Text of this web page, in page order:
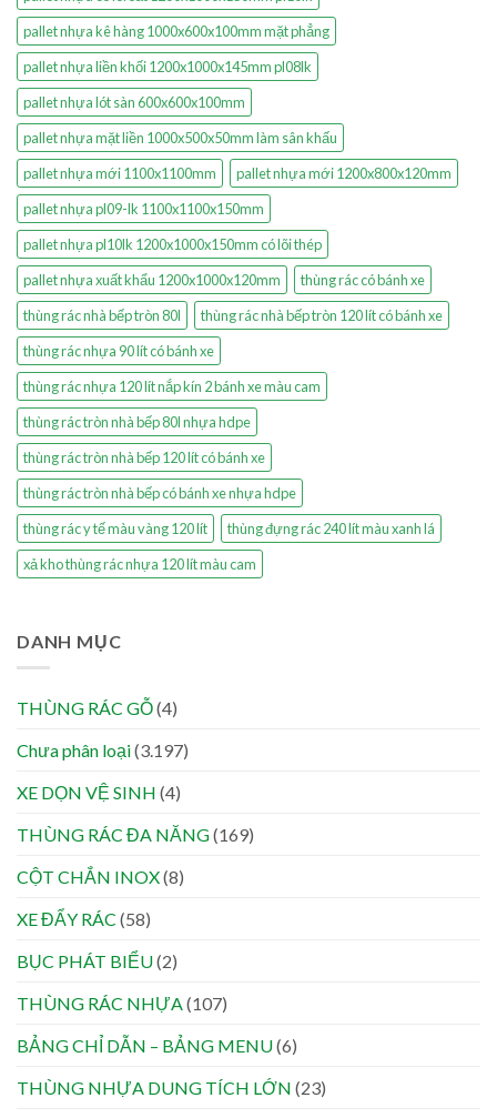
pallet nhựa kê hàng 1000x600x100mm mặt phẳng
pallet nhựa liền khối 1200x1000x145mm pl08lk
pallet nhựa lót sàn 600x600x100mm
pallet nhựa mặt liền 1000x500x50mm làm sân khấu
pallet nhựa mới 1100x1100mm
pallet nhựa mới 1200x800x120mm
pallet nhựa pl09-lk 1100x1100x150mm
pallet nhựa pl10lk 1200x1000x150mm có lõi thép
pallet nhựa xuất khẩu 1200x1000x120mm
thùng rác có bánh xe
thùng rác nhà bếp tròn 80l
thùng rác nhà bếp tròn 120 lít có bánh xe
thùng rác nhựa 90 lít có bánh xe
thùng rác nhựa 120 lít nắp kín 2 bánh xe màu cam
thùng rác tròn nhà bếp 80l nhựa hdpe
thùng rác tròn nhà bếp 120 lít có bánh xe
thùng rác tròn nhà bếp có bánh xe nhựa hdpe
thùng rác y tế màu vàng 120 lít
thùng đựng rác 240 lít màu xanh lá
xả kho thùng rác nhựa 120 lít màu cam
DANH MỤC
THÙNG RÁC GỖ(4)
Chưa phân loại(3.197)
XE DỌN VỆ SINH (4)
THÙNG RÁC ĐA NĂNG(169)
CỘT CHẮN INOX(8)
XE ĐẨY RÁC (58)
BỤC PHÁT BIỂU(2)
THÙNG RÁC NHỰA(107)
BẢNG CHỈ DẪN – BẢNG MENU(6)
THÙNG NHỰA DUNG TÍCH LỚN (23)